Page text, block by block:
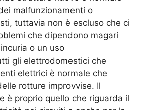
malfunzionamenti o
tuttavia non è escluso che ci
che dipendono magari
o un uso
gli elettrodomestici che
elettrici è normale che
rotture improvvise. Il
è proprio quello che riguarda il